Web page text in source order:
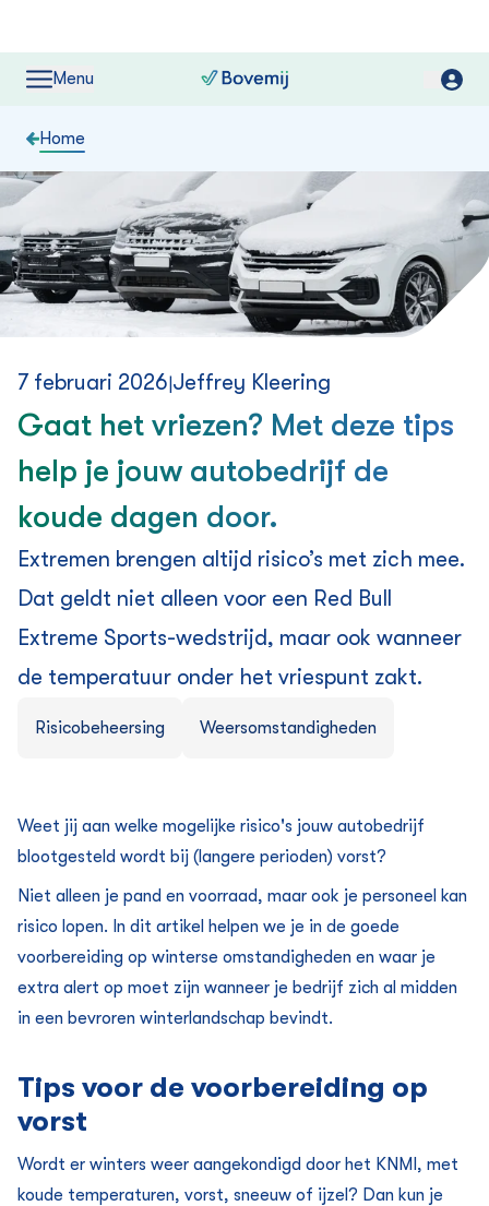
Menu
Home
7 februari 2026|Jeffrey Kleering
Gaat het vriezen? Met deze tips
help je jouw autobedrijf de
koude dagen door.
Extremen brengen altijd risico’s met zich mee.
Dat geldt niet alleen voor een Red Bull
Extreme Sports-wedstrijd, maar ook wanneer
de temperatuur onder het vriespunt zakt.
Risicobeheersing Weersomstandigheden
Weet jij aan welke mogelijke risico's jouw autobedrijf
blootgesteld wordt bij (langere perioden) vorst?
Niet alleen je pand en voorraad, maar ook je personeel kan
risico lopen. In dit artikel helpen we je in de goede
voorbereiding op winterse omstandigheden en waar je
extra alert op moet zijn wanneer je bedrijf zich al midden
in een bevroren winterlandschap bevindt.
Tips voor de voorbereiding op
vorst
Wordt er winters weer aangekondigd door het KNMI, met
koude temperaturen, vorst, sneeuw of ijzel? Dan kun je